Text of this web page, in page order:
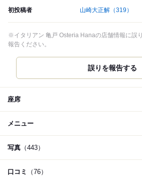
初投稿者 山崎大正解 （319）
※イタリアン 亀戸 Osteria Hanaの店舗情報に誤
報告ください。
誤りを報告する
座席
メニュー
写真 （443）
口コミ （76）